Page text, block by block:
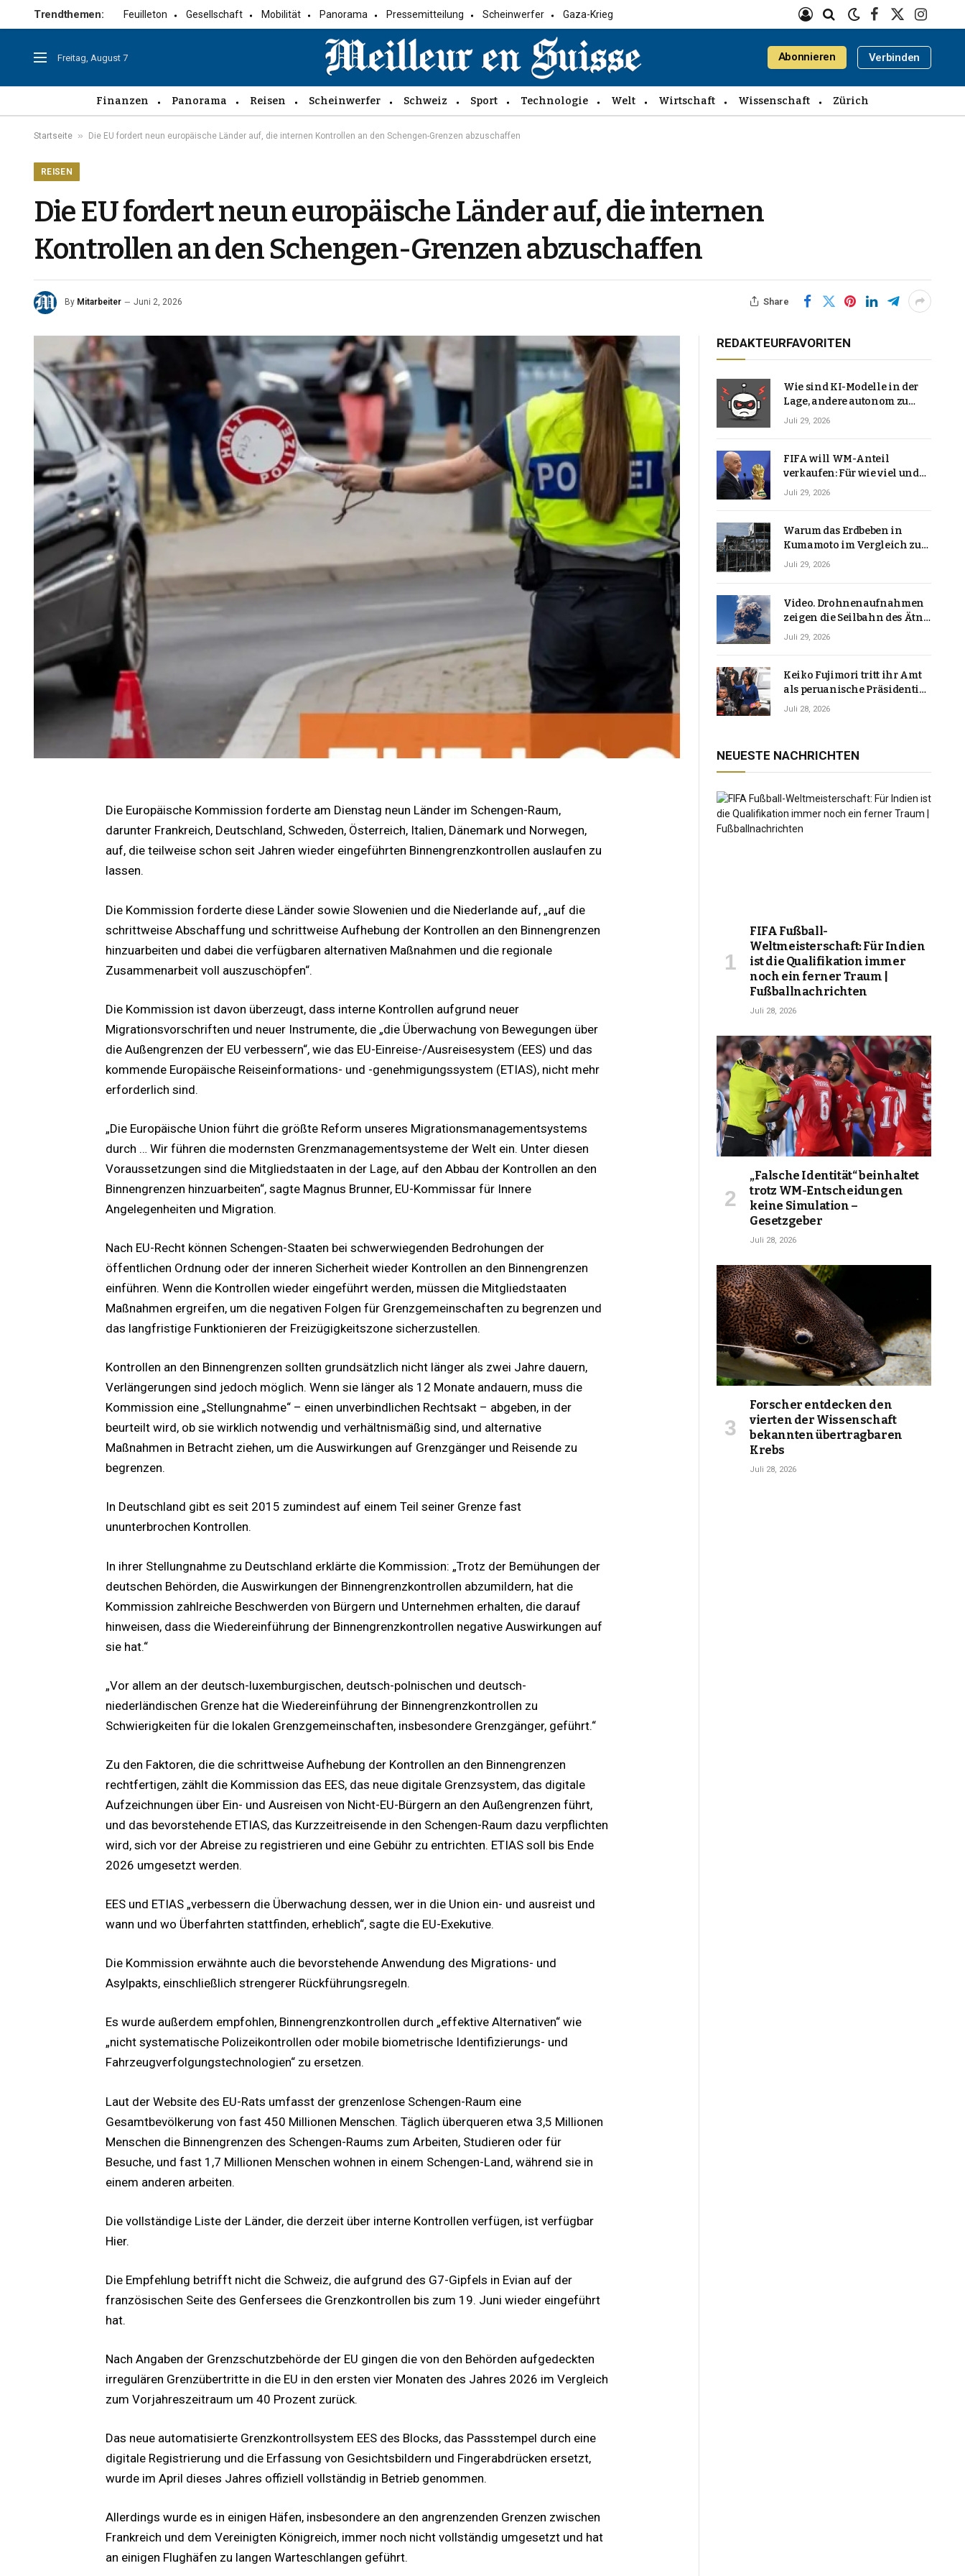
Trendthemen: Feuilleton Gesellschaft Mobilität Panorama Pressemitteilung Scheinwerfer Gaza-Krieg
Facebook
X
Freitag, August 7 Abonnieren Verbinden
Finanzen Panorama Reisen Scheinwerfer Schweiz Sport Technologie Welt Wirtschaft Wissenschaft Zürich
Startseite » Die EU fordert neun europäische Länder auf, die internen Kontrollen an den Schengen-Grenzen abzuschaffen
REISEN
Die EU fordert neun europäische Länder auf, die internen
Kontrollen an den Schengen-Grenzen abzuschaffen
By Mitarbeiter Juni 2, 2026 Share
Die Europäische Kommission forderte am Dienstag neun Länder im Schengen-Raum,
darunter Frankreich, Deutschland, Schweden, Österreich, Italien, Dänemark und Norwegen,
auf, die teilweise schon seit Jahren wieder eingeführten Binnengrenzkontrollen auslaufen zu
lassen.
Die Kommission forderte diese Länder sowie Slowenien und die Niederlande auf, „auf die
schrittweise Abschaffung und schrittweise Aufhebung der Kontrollen an den Binnengrenzen
hinzuarbeiten und dabei die verfügbaren alternativen Maßnahmen und die regionale
Zusammenarbeit voll auszuschöpfen“.
Die Kommission ist davon überzeugt, dass interne Kontrollen aufgrund neuer
Migrationsvorschriften und neuer Instrumente, die „die Überwachung von Bewegungen über
die Außengrenzen der EU verbessern“, wie das EU-Einreise-/Ausreisesystem (EES) und das
kommende Europäische Reiseinformations- und -genehmigungssystem (ETIAS), nicht mehr
erforderlich sind.
„Die Europäische Union führt die größte Reform unseres Migrationsmanagementsystems
durch … Wir führen die modernsten Grenzmanagementsysteme der Welt ein. Unter diesen
Voraussetzungen sind die Mitgliedstaaten in der Lage, auf den Abbau der Kontrollen an den
Binnengrenzen hinzuarbeiten“, sagte Magnus Brunner, EU-Kommissar für Innere
Angelegenheiten und Migration.
Nach EU-Recht können Schengen-Staaten bei schwerwiegenden Bedrohungen der
öffentlichen Ordnung oder der inneren Sicherheit wieder Kontrollen an den Binnengrenzen
einführen. Wenn die Kontrollen wieder eingeführt werden, müssen die Mitgliedstaaten
Maßnahmen ergreifen, um die negativen Folgen für Grenzgemeinschaften zu begrenzen und
das langfristige Funktionieren der Freizügigkeitszone sicherzustellen.
Kontrollen an den Binnengrenzen sollten grundsätzlich nicht länger als zwei Jahre dauern,
Verlängerungen sind jedoch möglich. Wenn sie länger als 12 Monate andauern, muss die
Kommission eine „Stellungnahme“ – einen unverbindlichen Rechtsakt – abgeben, in der
beurteilt wird, ob sie wirklich notwendig und verhältnismäßig sind, und alternative
Maßnahmen in Betracht ziehen, um die Auswirkungen auf Grenzgänger und Reisende zu
begrenzen.
In Deutschland gibt es seit 2015 zumindest auf einem Teil seiner Grenze fast
ununterbrochen Kontrollen.
In ihrer Stellungnahme zu Deutschland erklärte die Kommission: „Trotz der Bemühungen der
deutschen Behörden, die Auswirkungen der Binnengrenzkontrollen abzumildern, hat die
Kommission zahlreiche Beschwerden von Bürgern und Unternehmen erhalten, die darauf
hinweisen, dass die Wiedereinführung der Binnengrenzkontrollen negative Auswirkungen auf
sie hat.“
„Vor allem an der deutsch-luxemburgischen, deutsch-polnischen und deutsch-
niederländischen Grenze hat die Wiedereinführung der Binnengrenzkontrollen zu
Schwierigkeiten für die lokalen Grenzgemeinschaften, insbesondere Grenzgänger, geführt.“
Zu den Faktoren, die die schrittweise Aufhebung der Kontrollen an den Binnengrenzen
rechtfertigen, zählt die Kommission das EES, das neue digitale Grenzsystem, das digitale
Aufzeichnungen über Ein- und Ausreisen von Nicht-EU-Bürgern an den Außengrenzen führt,
und das bevorstehende ETIAS, das Kurzzeitreisende in den Schengen-Raum dazu verpflichten
wird, sich vor der Abreise zu registrieren und eine Gebühr zu entrichten. ETIAS soll bis Ende
2026 umgesetzt werden.
EES und ETIAS „verbessern die Überwachung dessen, wer in die Union ein- und ausreist und
wann und wo Überfahrten stattfinden, erheblich“, sagte die EU-Exekutive.
Die Kommission erwähnte auch die bevorstehende Anwendung des Migrations- und
Asylpakts, einschließlich strengerer Rückführungsregeln.
Es wurde außerdem empfohlen, Binnengrenzkontrollen durch „effektive Alternativen“ wie
„nicht systematische Polizeikontrollen oder mobile biometrische Identifizierungs- und
Fahrzeugverfolgungstechnologien“ zu ersetzen.
Laut der Website des EU-Rats umfasst der grenzenlose Schengen-Raum eine
Gesamtbevölkerung von fast 450 Millionen Menschen. Täglich überqueren etwa 3,5 Millionen
Menschen die Binnengrenzen des Schengen-Raums zum Arbeiten, Studieren oder für
Besuche, und fast 1,7 Millionen Menschen wohnen in einem Schengen-Land, während sie in
einem anderen arbeiten.
Die vollständige Liste der Länder, die derzeit über interne Kontrollen verfügen, ist verfügbar
Hier.
Die Empfehlung betrifft nicht die Schweiz, die aufgrund des G7-Gipfels in Evian auf der
französischen Seite des Genfersees die Grenzkontrollen bis zum 19. Juni wieder eingeführt
hat.
Nach Angaben der Grenzschutzbehörde der EU gingen die von den Behörden aufgedeckten
irregulären Grenzübertritte in die EU in den ersten vier Monaten des Jahres 2026 im Vergleich
zum Vorjahreszeitraum um 40 Prozent zurück.
Das neue automatisierte Grenzkontrollsystem EES des Blocks, das Passstempel durch eine
digitale Registrierung und die Erfassung von Gesichtsbildern und Fingerabdrücken ersetzt,
wurde im April dieses Jahres offiziell vollständig in Betrieb genommen.
Allerdings wurde es in einigen Häfen, insbesondere an den angrenzenden Grenzen zwischen
Frankreich und dem Vereinigten Königreich, immer noch nicht vollständig umgesetzt und hat
an einigen Flughäfen zu langen Warteschlangen geführt.
REDAKTEURFAVORITEN
Wie sind KI-Modelle in der
Lage, andere autonom zu
hacken? | Technologie-News
Juli 29, 2026
FIFA will WM-Anteil
verkaufen: Für wie viel und
warum macht Gianni
Juli 29, 2026
Warum das Erdbeben in
Kumamoto im Vergleich zu
den meisten Erdbeben, die
Juli 29, 2026
Video. Drohnenaufnahmen
zeigen die Seilbahn des Ätna
über einer Vulkanlandschaft
Juli 29, 2026
Keiko Fujimori tritt ihr Amt
als peruanische Präsidentin
an und verspricht, das
Juli 28, 2026
NEUESTE NACHRICHTEN
FIFA Fußball-
Weltmeisterschaft: Für Indien
ist die Qualifikation immer
noch ein ferner Traum |
Fußballnachrichten
Juli 28, 2026
„Falsche Identität“ beinhaltet
trotz WM-Entscheidungen
keine Simulation –
Gesetzgeber
Juli 28, 2026
Forscher entdecken den
vierten der Wissenschaft
bekannten übertragbaren
Krebs
Juli 28, 2026